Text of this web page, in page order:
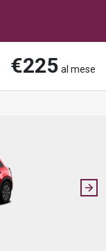
€225 al mese